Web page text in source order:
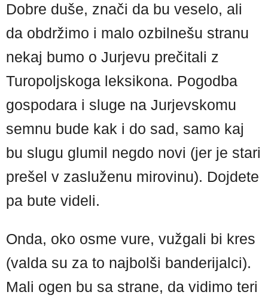
Dobre duše, znači da bu veselo, ali
da obdržimo i malo ozbilnešu stranu
nekaj bumo o Jurjevu prečitali z
Turopoljskoga leksikona. Pogodba
gospodara i sluge na Jurjevskomu
semnu bude kak i do sad, samo kaj
bu slugu glumil negdo novi (jer je stari
prešel v zasluženu mirovinu). Dojdete
pa bute videli.
Onda, oko osme vure, vužgali bi kres
(valda su za to najbolši banderijalci).
Mali ogen bu sa strane, da vidimo teri